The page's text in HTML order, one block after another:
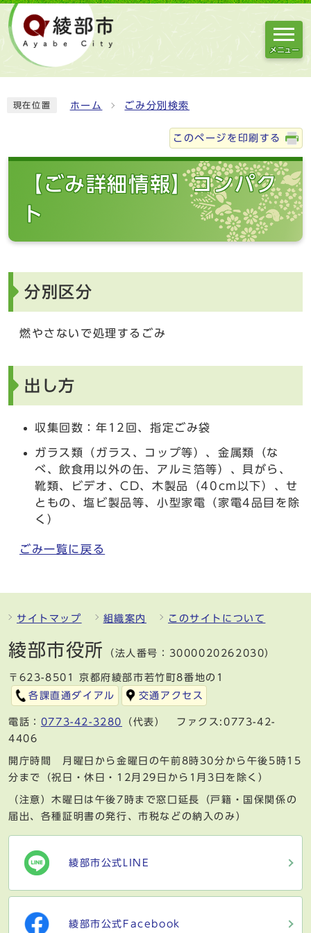
メニュー
現在位置 ホーム ごみ分別検索
このページを印刷する
【ごみ詳細情報】コンパク
ト
分別区分
燃やさないで処理するごみ
出し方
収集回数：年12回、指定ごみ袋
ガラス類（ガラス、コップ等）、金属類（な
べ、飲食用以外の缶、アルミ箔等）、貝がら、
靴類、ビデオ、CD、木製品（40cm以下）、せ
ともの、塩ビ製品等、小型家電（家電4品目を除
く）
ごみ一覧に戻る
サイトマップ 組織案内 このサイトについて
綾部市役所 （法人番号：3000020262030）
〒623-8501 京都府綾部市若竹町8番地の1
各課直通ダイアル
交通アクセス
電話： 0773-42-3280
（代表） ファクス:0773-42-
4406
開庁時間 月曜日から金曜日の午前8時30分から午後5時15
分まで（祝日・休日・12月29日から1月3日を除く）
（注意）木曜日は午後7時まで窓口延長（戸籍・国保関係の
届出、各種証明書の発行、市税などの納入のみ）
綾部市公式LINE
綾部市公式Facebook